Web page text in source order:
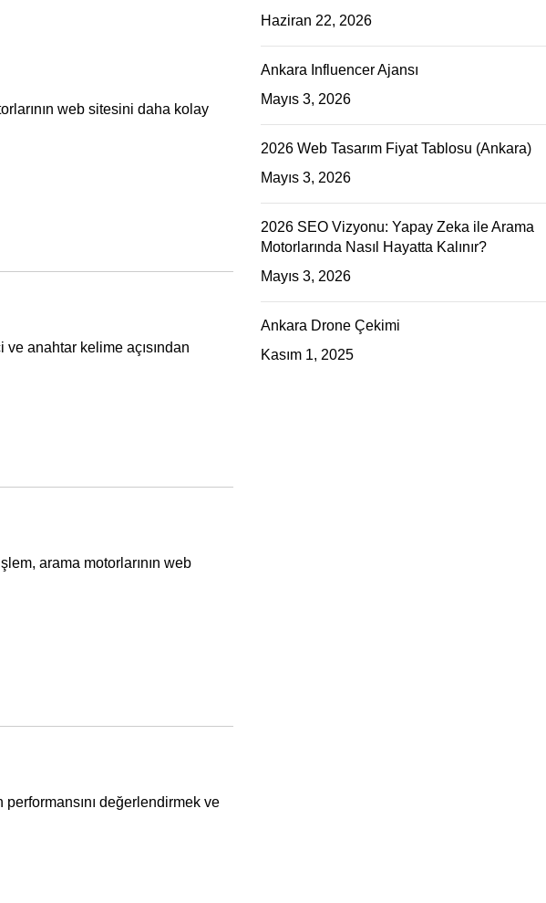
web sitesini daha kolay
ve anahtar kelime açısından
arama motorlarının web
değerlendirmek ve
Haziran 22, 2026
Ankara Influencer Ajansı
Mayıs 3, 2026
2026 Web Tasarım Fiyat Tablosu (Ankara)
Mayıs 3, 2026
2026 SEO Vizyonu: Yapay Zeka ile Arama
Motorlarında Nasıl Hayatta Kalınır?
Mayıs 3, 2026
Ankara Drone Çekimi
Kasım 1, 2025